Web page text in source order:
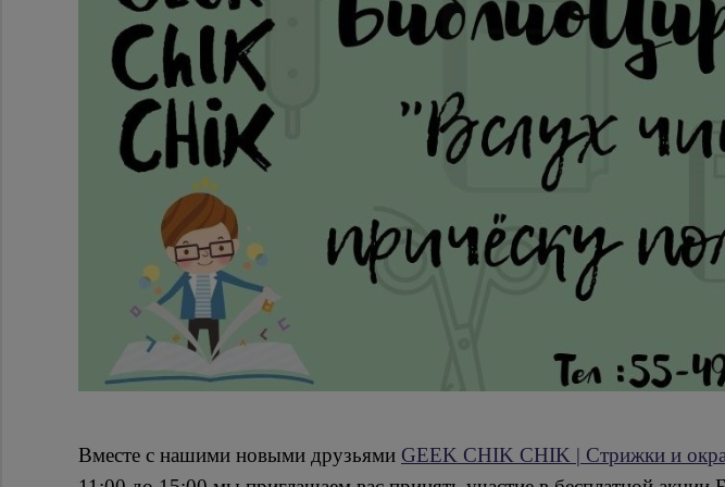
Вместе с нашими новыми друзьями GEEK CHIK CHIK | Стрижки и